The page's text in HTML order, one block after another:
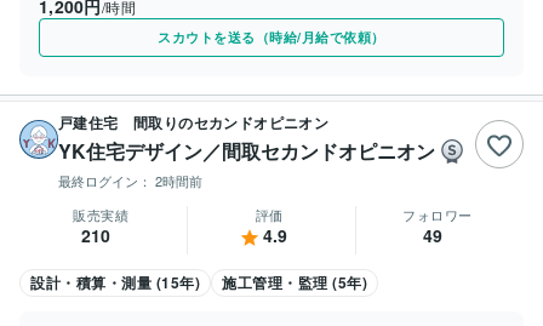
1,200円/時間
スカウトを送る（時給/月給で依頼）
戸建住宅 間取りのセカンドオピニオン
YK住宅デザイン／間取セカンドオピニオン
最終ログイン： 2時間前
販売実績
210
評価
4.9
フォロワー
49
設計・積算・測量 (15年) 施工管理・監理 (5年)